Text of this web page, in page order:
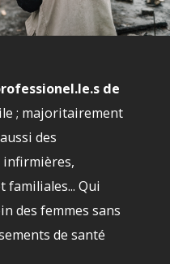
de
; majoritairement
des
infirmières,
familiales... Qui
des femmes sans
de santé